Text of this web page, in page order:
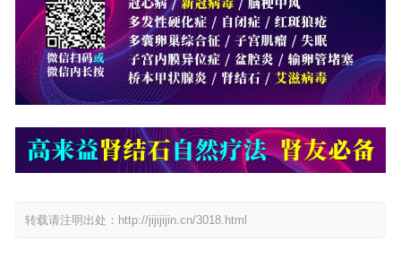
转载请注明出处： http://jijijijin.cn/3018.html